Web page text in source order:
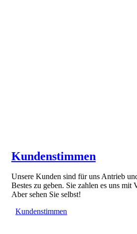
Kundenstimmen
Unsere Kunden sind für uns Antrieb
Bestes zu geben. Sie zahlen es uns mit
Aber sehen Sie selbst!
Kundenstimmen